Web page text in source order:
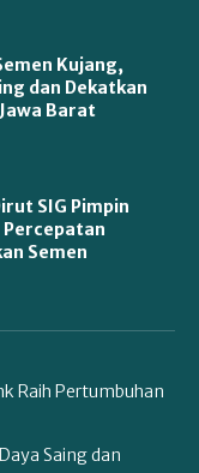
Kujang,
dan Dekatkan
Barat
SIG Pimpin
Percepatan
Semen
Raih Pertumbuhan
Saing dan